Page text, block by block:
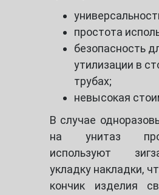
простота
безопасность
утилизации в
трубах;
невысокая
В случае
на унитаз
используют
укладку накладки,
кончик изделия